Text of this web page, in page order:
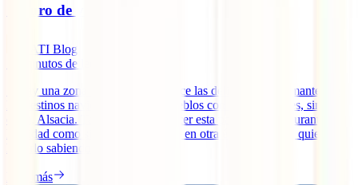
Seguro de viaje a Alsacia
IATI Blog
minutos de lectura
Si hay una zona de Francia que hace las delicias de los amantes de
los destinos navideños y de los pueblos con encanto esa es, sin
duda, Alsacia. Tanto si vas a conocer esta parte del país durante la
Navidad como si optas por hacerlo en otra época del año, quieres
hacerlo sabiendo que si [...]
Leer más